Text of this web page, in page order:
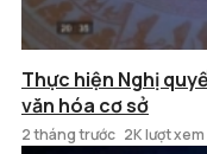
Thực hiện Nghị
văn hóa cơ sở
2 tháng trước 2K lượt xem